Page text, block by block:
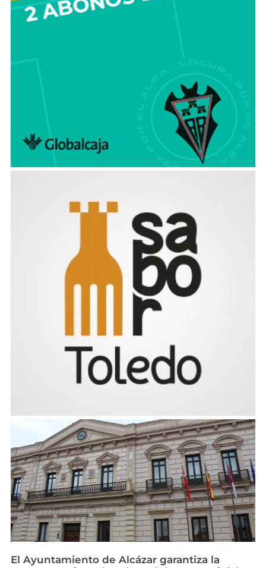
El Ayuntamiento de Alcázar garantiza la